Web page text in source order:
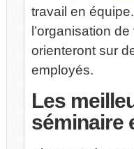
travail en
l’organisation
orienteront sur
employés.
Les
séminaire